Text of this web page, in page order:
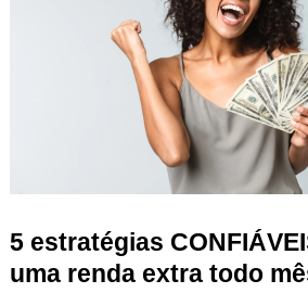
5 estratégias
uma renda extra todo